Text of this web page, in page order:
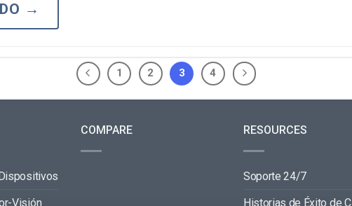
→
1 2 3 4
Visión
COMPARE RESOURCES
Soporte 24/7
Historias de Éxito de